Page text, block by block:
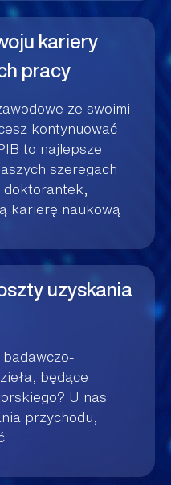
kariery
pracy
ze swoimi
kontynuować
to najlepsze
szeregach
doktorantek,
karierę naukową
uzyskania
będące
U nas
przychodu,